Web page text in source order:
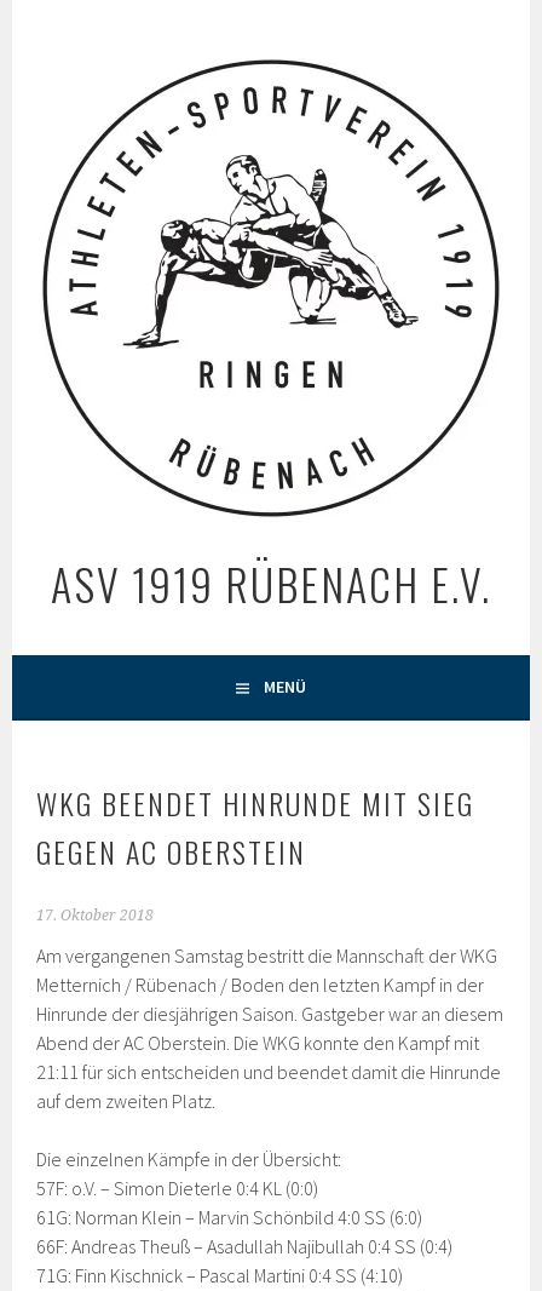
ASV 1919 RÜBENACH E.V.
MENÜ
WKG BEENDET HINRUNDE MIT SIEG
GEGEN AC OBERSTEIN
17. Oktober 2018
Am vergangenen Samstag bestritt die Mannschaft der WKG
Metternich / Rübenach / Boden den letzten Kampf in der
Hinrunde der diesjährigen Saison. Gastgeber war an diesem
Abend der AC Oberstein. Die WKG konnte den Kampf mit
21:11 für sich entscheiden und beendet damit die Hinrunde
auf dem zweiten Platz.
Die einzelnen Kämpfe in der Übersicht:
57F: o.V. – Simon Dieterle 0:4 KL (0:0)
61G: Norman Klein – Marvin Schönbild 4:0 SS (6:0)
66F: Andreas Theuß – Asadullah Najibullah 0:4 SS (0:4)
71G: Finn Kischnick – Pascal Martini 0:4 SS (4:10)